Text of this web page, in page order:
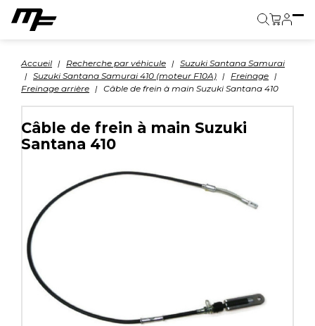
Accueil Recherche par véhicule
Suzuki Santana Samurai
Suzuki Santana Samurai 410 (moteur F10A)
Freinage
Freinage arrière
Câble de frein à main Suzuki Santana 410
Câble de frein à main Suzuki
Santana 410